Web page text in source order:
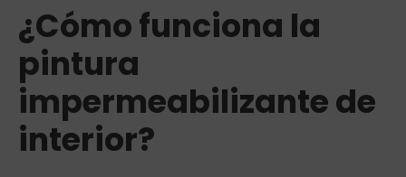
¿Cómo funciona la
pintura
impermeabilizante de
interior?